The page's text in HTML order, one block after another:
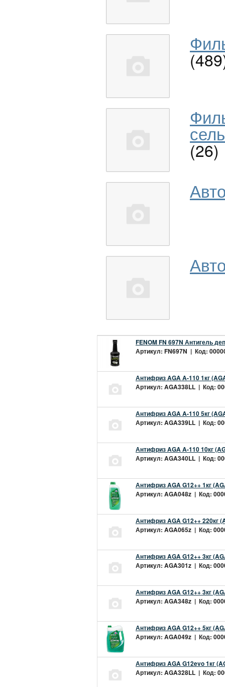
(26)
FENOM FN 697N Антигель
Артикул: FN697N | Код:
Антифриз AGA A-110 1кг
Артикул: AGA338LL | Код:
Антифриз AGA A-110 5кг
Артикул: AGA339LL | Код:
Антифриз AGA A-110 10кг
Артикул: AGA340LL | Код:
Антифриз AGA G12++ 1кг
Артикул: AGA048z | Код:
Антифриз AGA G12++ 220кг
Артикул: AGA065z | Код:
Антифриз AGA G12++ 3кг
Артикул: AGA301z | Код:
Антифриз AGA G12++ 3кг
Артикул: AGA348z | Код:
Антифриз AGA G12++ 5кг
Артикул: AGA049z | Код:
Антифриз AGA G12evo 1кг
Артикул: AGA328LL | Код: